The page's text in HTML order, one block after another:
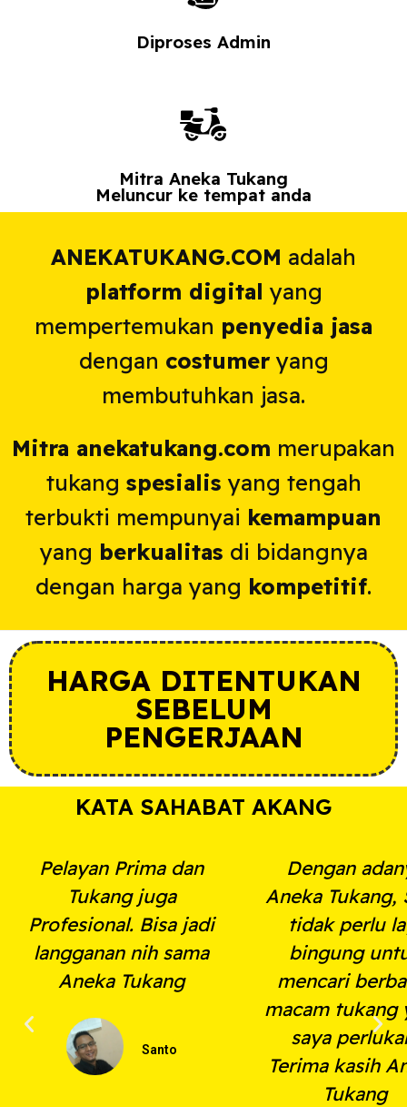
Diproses Admin
Mitra Aneka Tukang
Meluncur ke tempat anda
ANEKATUKANG.COM adalah
platform digital yang
mempertemukan penyedia jasa
dengan costumeryang
membutuhkan jasa.
Mitra anekatukang.com merupakan
tukang spesialis yang tengah
terbukti mempunyai kemampuan
yang berkualitas di bidangnya
dengan harga yang kompetitif.
HARGA DITENTUKAN
SEBELUM
PENGERJAAN
KATA SAHABAT AKANG
Pelayan Prima dan
Tukang juga
Profesional. Bisa jadi
langganan nih sama
Aneka Tukang
Santo
Dengan
Aneka Tukang,
tidak perlu
bingung
mencari
macam tukang
saya
Terima kasih
Tukang